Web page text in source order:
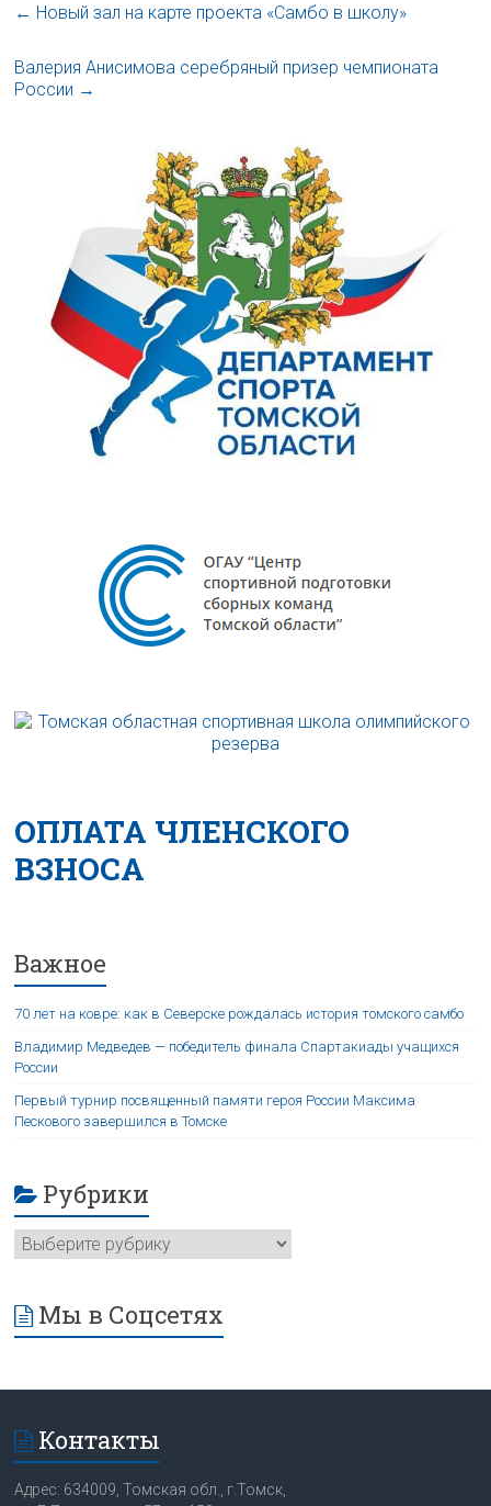
← Новый зал на карте проекта «Самбо в школу»
Валерия Анисимова серебряный призер чемпионата
России →
ОПЛАТА ЧЛЕНСКОГО
ВЗНОСА
Важное
70 лет на ковре: как в Северске рождалась история томского самбо
Владимир Медведев — победитель финала Спартакиады учащихся
России
Первый турнир посвященный памяти героя России Максима
Пескового завершился в Томске
Рубрики
Мы в Соцсетях
Контакты
Адрес: 634009, Томская обл., г.Томск,